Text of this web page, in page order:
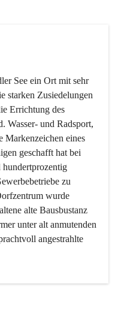
See ein Ort mit sehr
starken Zusiedelungen
Errichtung des
Wasser- und Radsport,
eines
geschafft hat bei
hundertprozentig
zu
wurde
alte Bausbustanz
unter alt anmutenden
angestrahlte
ist aber integrativer